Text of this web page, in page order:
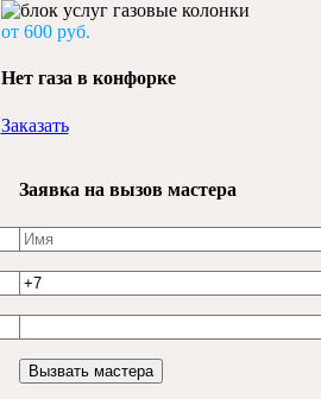
от 600 руб.
Нет газа в конфорке
Заказать
Заявка на вызов мастера